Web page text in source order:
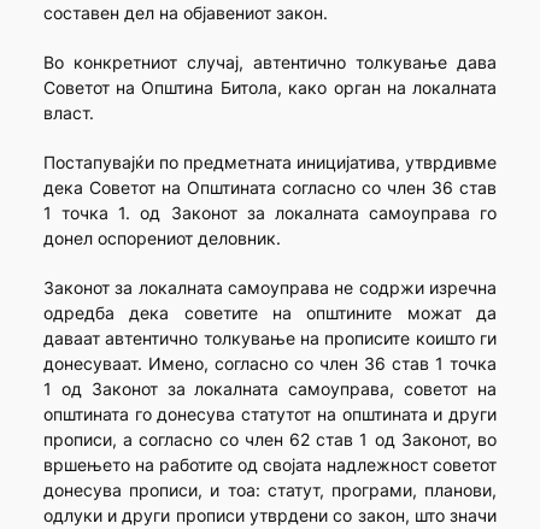
составен дел на објавениот закон.
Во конкретниот случај, автентично толкување дава
Советот на Општина Битола, како орган на локалната
власт.
Постапувајќи по предметната иницијатива, утврдивме
дека Советот на Општината согласно со член 36 став
1 точка 1. од Законот за локалната самоуправа го
донел оспорениот деловник.
Законот за локалната самоуправа не содржи изречна
одредба дека советите на општините можат да
даваат автентично толкување на прописите коишто ги
донесуваат. Имено, согласно со член 36 став 1 точка
1 од Законот за локалната самоуправа, советот на
општината го донесува статутот на општината и други
прописи, а согласно со член 62 став 1 од Законот, во
вршењето на работите од својата надлежност советот
донесува прописи, и тоа: статут, програми, планови,
одлуки и други прописи утврдени со закон, што значи